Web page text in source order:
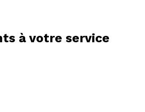
à votre service